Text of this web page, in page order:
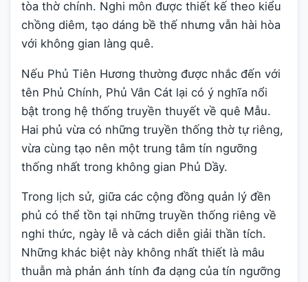
tòa thờ chính. Nghi môn được thiết kế theo kiểu
chồng diêm, tạo dáng bề thế nhưng vẫn hài hòa
với không gian làng quê.
Nếu Phủ Tiên Hương thường được nhắc đến với
tên Phủ Chính, Phủ Vân Cát lại có ý nghĩa nổi
bật trong hệ thống truyền thuyết về quê Mẫu.
Hai phủ vừa có những truyền thống thờ tự riêng,
vừa cùng tạo nên một trung tâm tín ngưỡng
thống nhất trong không gian Phủ Dầy.
Trong lịch sử, giữa các cộng đồng quản lý đền
phủ có thể tồn tại những truyền thống riêng về
nghi thức, ngày lễ và cách diễn giải thần tích.
Những khác biệt này không nhất thiết là mâu
thuẫn mà phản ánh tính đa dạng của tín ngưỡng